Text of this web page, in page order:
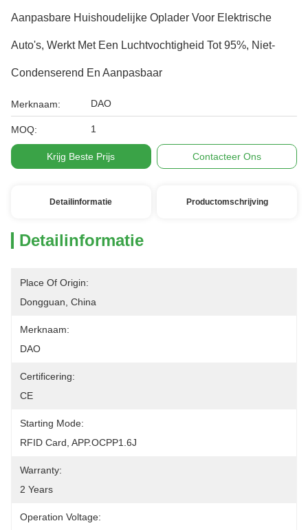
Aanpasbare Huishoudelijke Oplader Voor Elektrische
Auto's, Werkt Met Een Luchtvochtigheid Tot 95%, Niet-
Condenserend En Aanpasbaar
Merknaam: DAO
MOQ: 1
Krijg Beste Prijs Contacteer Ons
Detailinformatie Productomschrijving
Detailinformatie
Place Of Origin:
Dongguan, China
Merknaam:
DAO
Certificering:
CE
Starting Mode:
RFID Card, APP.OCPP1.6J
Warranty:
2 Years
Operation Voltage: